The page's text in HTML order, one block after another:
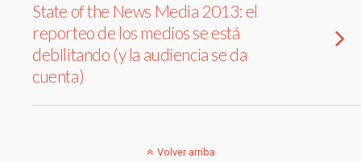
State of the News Media 2013: el
reporteo de los medios se está
debilitando (y la audiencia se da
cuenta)
Volver arriba